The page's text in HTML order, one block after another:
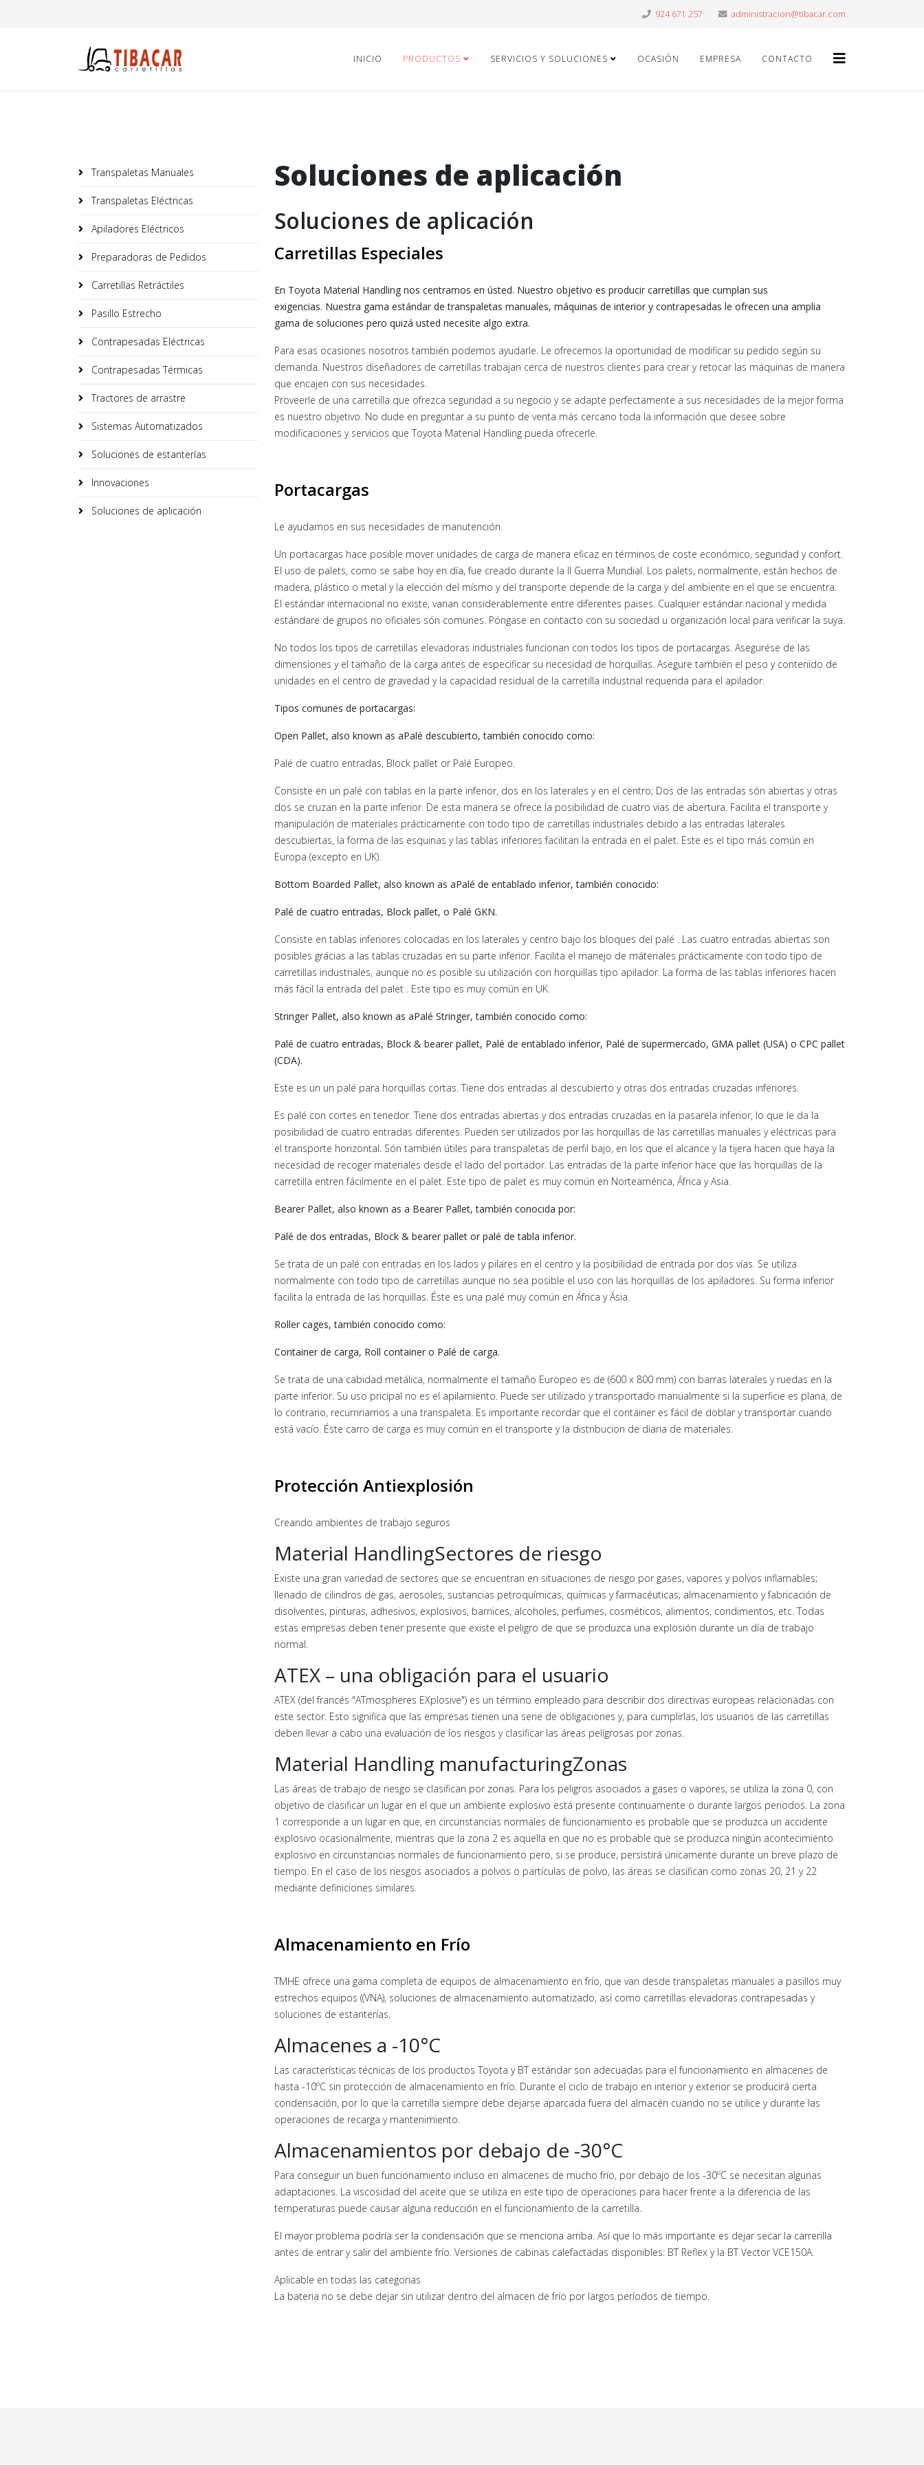
924 671 257
INICIO PRODUCTOS SERVICIOS Y SOLUCIONES OCASIÓN EMPRESA CONTACTO
Transpaletas Manuales
Transpaletas Eléctricas
Apiladores Eléctricos
Preparadoras de Pedidos
Carretillas Retráctiles
Pasillo Estrecho
Contrapesadas Eléctricas
Contrapesadas Térmicas
Tractores de arrastre
Sistemas Automatizados
Soluciones de estanterías
Innovaciones
Soluciones de aplicación
Soluciones de aplicación
Soluciones de aplicación
Carretillas Especiales
En Toyota Material Handling nos centramos en ústed. Nuestro objetivo es producir carretillas que cumplan sus
exigencias. Nuestra gama estándar de transpaletas manuales, máquinas de interior y contrapesadas le ofrecen una amplia
gama de soluciones pero quizá usted necesite algo extra.
Para esas ocasiones nosotros también podemos ayudarle. Le ofrecemos la oportunidad de modificar su pedido según su
demanda. Nuestros diseñadores de carretillas trabajan cerca de nuestros clientes para crear y retocar las máquinas de manera
que encajen con sus necesidades.
Proveerle de una carretilla que ofrezca seguridad a su negocio y se adapte perfectamente a sus necesidades de la mejor forma
es nuestro objetivo. No dude en preguntar a su punto de venta más cercano toda la información que desee sobre
modificaciones y servicios que Toyota Material Handling pueda ofrecerle.
Portacargas
Le ayudamos en sus necesidades de manutención.
Un portacargas hace posible mover unidades de carga de manera eficaz en términos de coste económico, seguridad y confort.
El uso de palets, como se sabe hoy en día, fue creado durante la II Guerra Mundial. Los palets, normalmente, están hechos de
madera, plástico o metal y la elección del mísmo y del transporte depende de la carga y del ambiente en el que se encuentra.
El estándar internacional no existe, varian considerablemente entre diferentes paises. Cualquier estándar nacional y medida
estándare de grupos no oficiales són comunes. Póngase en contacto con su sociedad u organización local para verificar la suya.
No todos los tipos de carretillas elevadoras industriales funcionan con todos los tipos de portacargas. Asegurése de las
dimensiones y el tamaño de la carga antes de especificar su necesidad de horquillas. Asegure también el peso y contenido de
unidades en el centro de gravedad y la capacidad residual de la carretilla industrial requerida para el apilador.
Tipos comunes de portacargas:
Open Pallet, also known as aPalé descubierto, también conocido como:
Palé de cuatro entradas, Block pallet or Palé Europeo.
Consiste en un palé con tablas en la parte inferior, dos en los laterales y en el centro; Dos de las entradas són abiertas y otras
dos se cruzan en la parte inferior. De esta manera se ofrece la posibilidad de cuatro vías de abertura. Facilita el transporte y
manipulación de materiales prácticamente con todo tipo de carretillas industriales debido a las entradas laterales
descubiertas, la forma de las esquinas y las tablas inferiores facilitan la entrada en el palet. Este es el tipo más común en
Europa (excepto en UK).
Bottom Boarded Pallet, also known as aPalé de entablado inferior, también conocido:
Palé de cuatro entradas, Block pallet, o Palé GKN.
Consiste en tablas inferiores colocadas en los laterales y centro bajo los bloques del palé . Las cuatro entradas abiertas son
posibles grácias a las tablas cruzadas en su parte inferior. Facilita el manejo de máteriales prácticamente con todo tipo de
carretillas industriales, aunque no es posible su utilización con horquillas tipo apilador. La forma de las tablas inferiores hacen
más fácil la entrada del palet . Este tipo es muy común en UK.
Stringer Pallet, also known as aPalé Stringer, también conocido como:
Palé de cuatro entradas, Block & bearer pallet, Palé de entablado inferior, Palé de supermercado, GMA pallet (USA) o CPC pallet
(CDA).
Este es un un palé para horquillas cortas. Tiene dos entradas al descubierto y otras dos entradas cruzadas inferiores.
Es palé con cortes en tenedor. Tiene dos entradas abiertas y dos entradas cruzadas en la pasarela inferior, lo que le da la
posibilidad de cuatro entradas diferentes. Pueden ser utilizados por las horquillas de las carretillas manuales y eléctricas para
el transporte horizontal. Són también útiles para transpaletas de perfil bajo, en los que el alcance y la tijera hacen que haya la
necesidad de recoger materiales desde el lado del portador. Las entradas de la parte inferior hace que las horquillas de la
carretilla entren fácilmente en el palet. Este tipo de palet es muy común en Norteamérica, África y Asia.
Bearer Pallet, also known as a Bearer Pallet, también conocida por:
Palé de dos entradas, Block & bearer pallet or palé de tabla inferior.
Se trata de un palé con entradas en los lados y pilares en el centro y la posibilidad de entrada por dos vías. Se utiliza
normalmente con todo tipo de carretillas aunque no sea posible el uso con las horquillas de los apiladores. Su forma inferior
facilita la entrada de las horquillas. Éste es una palé muy común en África y Ásia.
Roller cages, también conocido como:
Container de carga, Roll container o Palé de carga.
Se trata de una cabidad metálica, normalmente el tamaño Europeo es de (600 x 800 mm) con barras laterales y ruedas en la
parte inferior. Su uso pricipal no es el apilamiento. Puede ser utilizado y transportado manualmente si la superficie es plana, de
lo contrario, recurririamos a una transpaleta. Es importante recordar que el container es fácil de doblar y transportar cuando
está vacío. Éste carro de carga es muy común en el transporte y la distribucion de diaria de materiales.
Protección Antiexplosión
Creando ambientes de trabajo seguros
Material HandlingSectores de riesgo
Existe una gran variedad de sectores que se encuentran en situaciones de riesgo por gases, vapores y polvos inflamables;
llenado de cilindros de gas, aerosoles, sustancias petroquímicas, químicas y farmacéuticas; almacenamiento y fabricación de
disolventes, pinturas, adhesivos, explosivos, barnices, alcoholes, perfumes, cosméticos, alimentos, condimentos, etc. Todas
estas empresas deben tener presente que existe el peligro de que se produzca una explosión durante un día de trabajo
normal.
ATEX – una obligación para el usuario
ATEX (del francés "ATmospheres EXplosive") es un término empleado para describir dos directivas europeas relacionadas con
este sector. Esto significa que las empresas tienen una serie de obligaciones y, para cumplirlas, los usuarios de las carretillas
deben llevar a cabo una evaluación de los riesgos y clasificar las áreas peligrosas por zonas.
Material Handling manufacturingZonas
Las áreas de trabajo de riesgo se clasifican por zonas. Para los peligros asociados a gases o vapores, se utiliza la zona 0, con
objetivo de clasificar un lugar en el que un ambiente explosivo está presente continuamente o durante largos periodos. La zona
1 corresponde a un lugar en que, en circunstancias normales de funcionamiento es probable que se produzca un accidente
explosivo ocasionalmente, mientras que la zona 2 es aquella en que no es probable que se produzca ningún acontecimiento
explosivo en circunstancias normales de funcionamiento pero, si se produce, persistirá únicamente durante un breve plazo de
tiempo. En el caso de los riesgos asociados a polvos o partículas de polvo, las áreas se clasifican como zonas 20, 21 y 22
mediante definiciones similares.
Almacenamiento en Frío
TMHE ofrece una gama completa de equipos de almacenamiento en frío, que van desde transpaletas manuales a pasillos muy
estrechos equipos ((VNA), soluciones de almacenamiento automatizado, así como carretillas elevadoras contrapesadas y
soluciones de estanterías.
Almacenes a -10°C
Las características técnicas de los productos Toyota y BT estándar son adecuadas para el funcionamiento en almacenes de
hasta -10ºC sin protección de almacenamiento en frío. Durante el ciclo de trabajo en interior y exterior se producirá cierta
condensación, por lo que la carretilla siempre debe dejarse aparcada fuera del almacén cuando no se utilice y durante las
operaciones de recarga y mantenimiento.
Almacenamientos por debajo de -30°C
Para conseguir un buen funcionamiento incluso en almacenes de mucho frío, por debajo de los -30ºC se necesitan algunas
adaptaciones. La viscosidad del aceite que se utiliza en este tipo de operaciones para hacer frente a la diferencia de las
temperaturas puede causar alguna reducción en el funcionamiento de la carretilla.
El mayor problema podría ser la condensación que se menciona arriba. Así que lo más importante es dejar secar la carrerilla
antes de entrar y salir del ambiente frío. Versiones de cabinas calefactadas disponibles: BT Reflex y la BT Vector VCE150A.
Aplicable en todas las categorias
La bateria no se debe dejar sin utilizar dentro del almacen de frío por largos períodos de tiempo.